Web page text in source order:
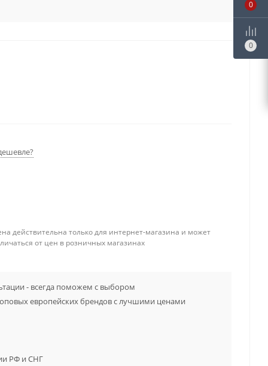
действительна только для интернет-магазина и может
от цен в розничных магазинах
- всегда поможем с выбором
европейских брендов с лучшими ценами
РФ и СНГ
0
0